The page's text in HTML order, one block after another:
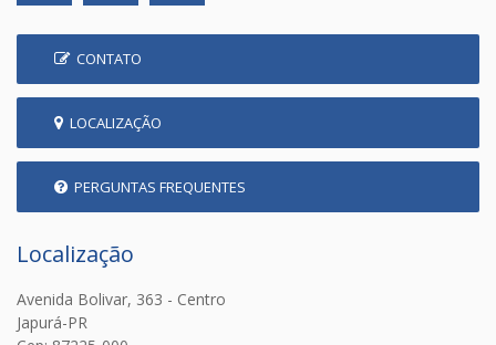
CONTATO
LOCALIZAÇÃO
PERGUNTAS FREQUENTES
Localização
Avenida Bolivar, 363 - Centro
Japurá-PR